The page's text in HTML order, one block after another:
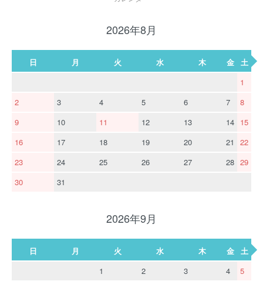
2026年8月
日 月 火 水 木 金
土
1
2
3 4 5 6 7
8
9
10 11 12 13 14 15
16
17 18 19 20 21
22
23
24 25 26 27 28 29
30
31
2026年9月
日 月 火 水 木 金
土
1
2 3 4
5